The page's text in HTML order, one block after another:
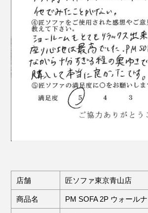
店舗 匠ソファ東京青山店
商品名 PM SOFA 2P ウォール